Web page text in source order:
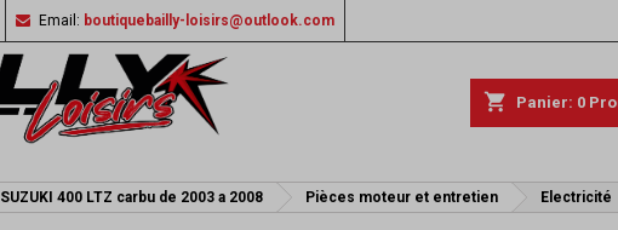
Email: boutiquebailly-loisirs@outlook.com
shopping_cart Panier: 0
SUZUKI 400 LTZ carbu de 2003 a 2008 Pièces moteur et entretien Electricité